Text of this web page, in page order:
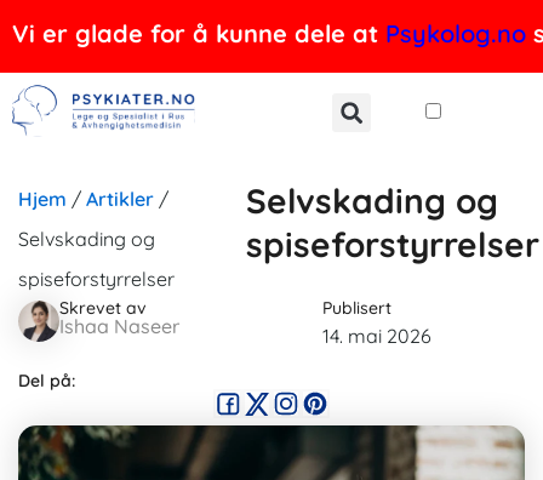
Hopp
til
innholdet
Vi er glade for å kunne dele at Psykolog.no
Hjem / Artikler /
Selvskading og
spiseforstyrrelser
Selvskading og
spiseforstyrrelser
Skrevet av
Ishaa Naseer
Publisert
14. mai 2026
Del på: